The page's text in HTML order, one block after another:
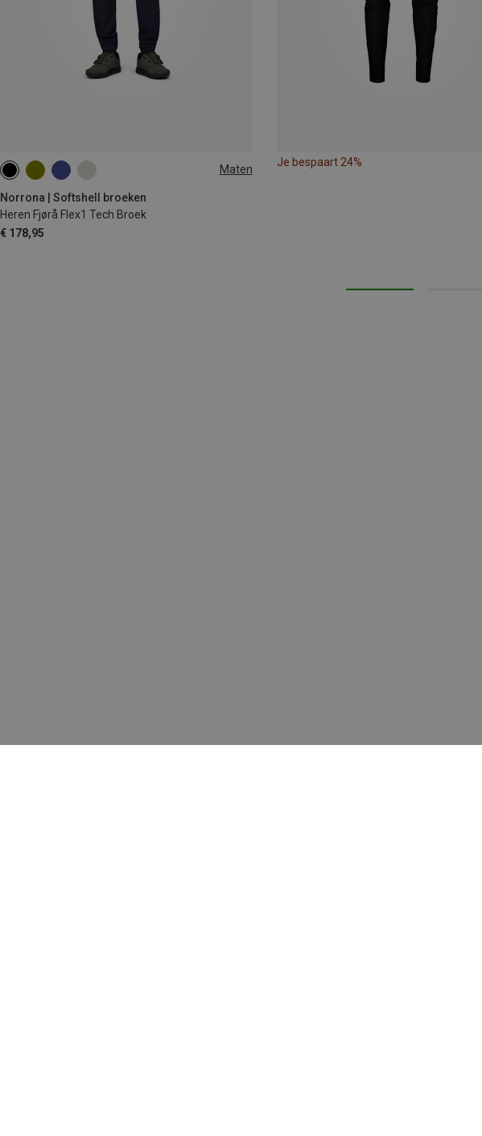
Maten
Norrona | Softshell broeken
Heren Fjørå Flex1 Tech Broek
€ 178,95
S M L XL
Je bespaart 24%